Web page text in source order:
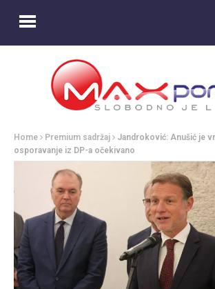
Home Premium sadržaj
Jandroković: Anušić je
osporavanje iz DP-a očekivano